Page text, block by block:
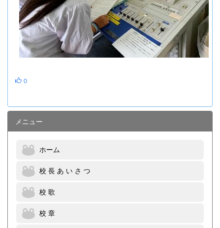
0
メニュー
ホーム
校 長 あ い さ つ
校 歌
校 章